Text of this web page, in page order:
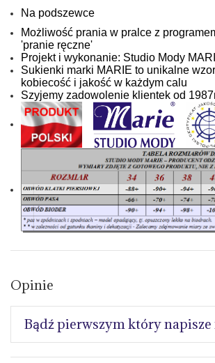
Na podszewce
Możliwość prania w pralce z
'pranie ręczne'
Projekt i wykonanie: Studio Mody
Sukienki marki MARIE to unikalne
kobiecość i jakość w każdym calu
Szyjemy zadowolenie klientek od
Opinie
Bądź pierwszym który napisze